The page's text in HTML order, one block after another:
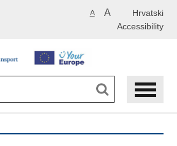
Hrvatski
A A
Accessibility